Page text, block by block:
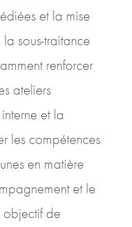
et la mise
sous-traitance
renforcer
ateliers
et la
les compétences
en matière
et le
de